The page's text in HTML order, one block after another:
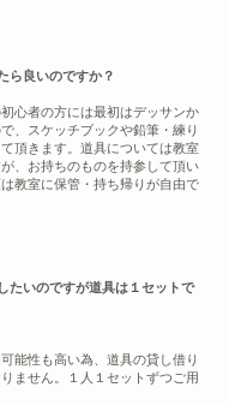
ら良いのですか？
心者の方には最初はデッサンか
、スケッチブックや鉛筆・練り
頂きます。道具については教室
、お持ちのものを持参して頂い
教室に保管・持ち帰りが自由で
いのですが道具は１セットで
能性も高い為、道具の貸し借り
ません。１人１セットずつご用